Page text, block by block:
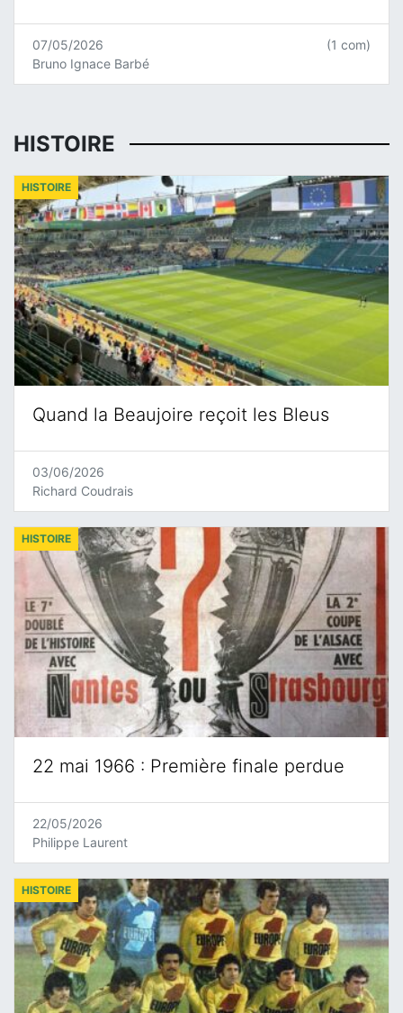
07/05/2026
Bruno Ignace Barbé
(1 com)
HISTOIRE
Quand la Beaujoire reçoit les Bleus
HISTOIRE
03/06/2026
Richard Coudrais
22 mai 1966 : Première finale perdue
HISTOIRE
22/05/2026
Philippe Laurent
HISTOIRE